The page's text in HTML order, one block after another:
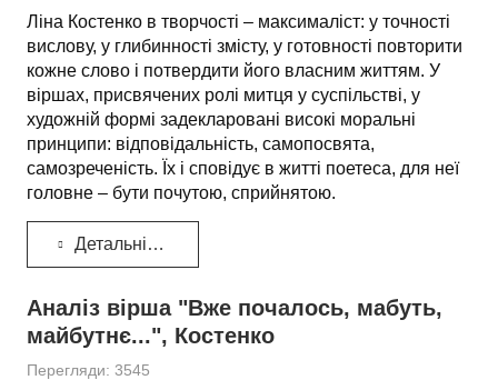
Ліна Костенко в творчості – максималіст: у точності
вислову, у глибинності змісту, у готовності повторити
кожне слово і потвердити його власним життям. У
віршах, присвячених ролі митця у суспільстві, у
художній формі задекларовані високі моральні
принципи: відповідальність, самопосвята,
самозреченість. Їх і сповідує в житті поетеса, для неї
головне – бути почутою, сприйнятою.
Детальніше...
Аналіз вірша "Вже почалось, мабуть,
майбутнє...", Костенко
Перегляди: 3545